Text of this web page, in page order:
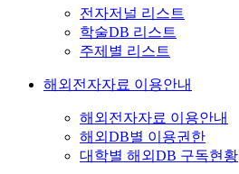
전자저널 리스트
학술DB 리스트
주제별 리스트
해외전자자료 이용안내
해외전자자료 이용안내
해외DB별 이용권한
대학별 해외DB 구독현황